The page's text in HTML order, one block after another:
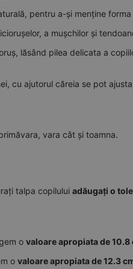
pentru a-și menține
a mușchilor și
lăsând pilea delicata a
cu ajutorul căreia se pot
vara cât și toamna.
talpa copilului adăugați o
o valoare apropiata de 10.8
o valoare apropiata de 12.3